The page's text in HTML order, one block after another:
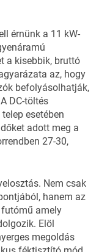
érnünk a 11 kW-
a kisebbik, bruttó
az, hogy
befolyásolhatják,
DC-töltés
esetében
adott meg a
27-30,
Nem csak
hanem az
amely
Elöl
megoldás